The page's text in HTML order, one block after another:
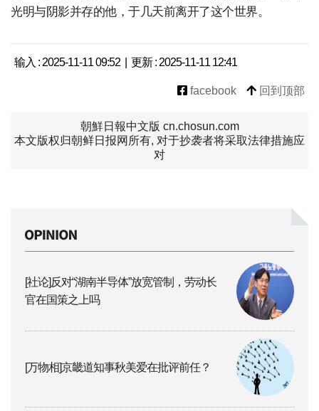
光明与阴影并存的他，于几天前离开了这个世界。
输入 : 2025-11-11 09:52 | 更新 : 2025-11-11 12:41
facebook 回到顶部
朝鮮日報中文版 cn.chosun.com
本文版权归朝鲜日报网所有, 对于抄袭者将采取法律措施应
对
[社论]反对“湖南半导体”放宽管制，劳动长
官在国策之上吗
[万物相]京畿道知事秋美爱在批评前任？